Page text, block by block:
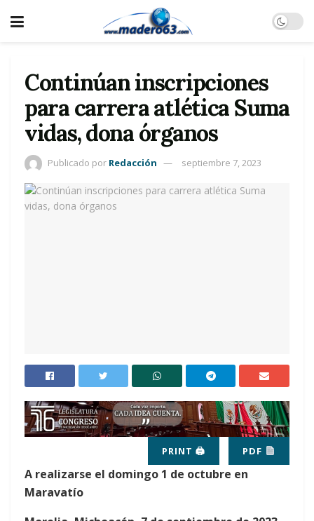
Continúan inscripciones
para carrera atlética Suma
vidas, dona órganos
Publicado por Redacción septiembre 7, 2023
PRINT 🖨 PDF
A realizarse el domingo 1 de octubre en
Maravatío